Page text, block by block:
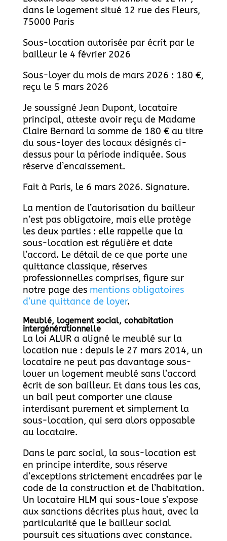
dans le logement situé 12 rue des Fleurs,
75000 Paris
Sous-location autorisée par écrit par le
bailleur le 4 février 2026
Sous-loyer du mois de mars 2026 : 180 €,
reçu le 5 mars 2026
Je soussigné Jean Dupont, locataire
principal, atteste avoir reçu de Madame
Claire Bernard la somme de 180 € au titre
du sous-loyer des locaux désignés ci-
dessus pour la période indiquée. Sous
réserve d’encaissement.
Fait à Paris, le 6 mars 2026. Signature.
La mention de l’autorisation du bailleur
n’est pas obligatoire, mais elle protège
les deux parties : elle rappelle que la
sous-location est régulière et date
l’accord. Le détail de ce que porte une
quittance classique, réserves
professionnelles comprises, figure sur
notre page des mentions obligatoires
d’une quittance de loyer.
Meublé, logement social, cohabitation
intergénérationnelle
La loi ALUR a aligné le meublé sur la
location nue : depuis le 27 mars 2014, un
locataire ne peut pas davantage sous-
louer un logement meublé sans l’accord
écrit de son bailleur. Et dans tous les cas,
un bail peut comporter une clause
interdisant purement et simplement la
sous-location, qui sera alors opposable
au locataire.
Dans le parc social, la sous-location est
en principe interdite, sous réserve
d’exceptions strictement encadrées par le
code de la construction et de l’habitation.
Un locataire HLM qui sous-loue s’expose
aux sanctions décrites plus haut, avec la
particularité que le bailleur social
poursuit ces situations avec constance.